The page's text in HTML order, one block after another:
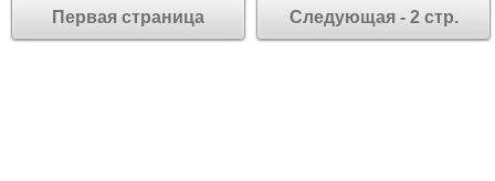
Первая страница Следующая - 2 стр.